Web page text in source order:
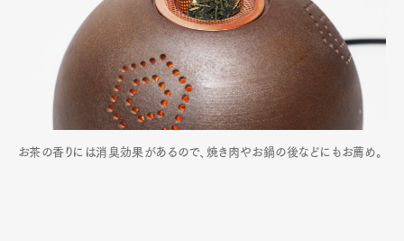
お茶の香りには消臭効果があるので、焼き肉やお鍋の後などにもお薦め。